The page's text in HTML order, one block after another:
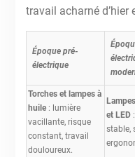
travail acharné d’hier
Époque pré-
électrique
Torches et lampes à
huile: lumière
vacillante, risque
constant, travail
douloureux.
et LED:
stable,